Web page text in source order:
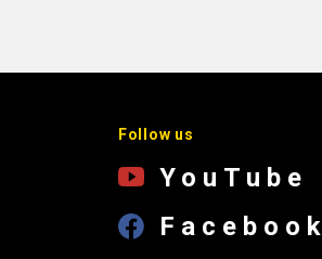
Follow us
YouTube
Facebook